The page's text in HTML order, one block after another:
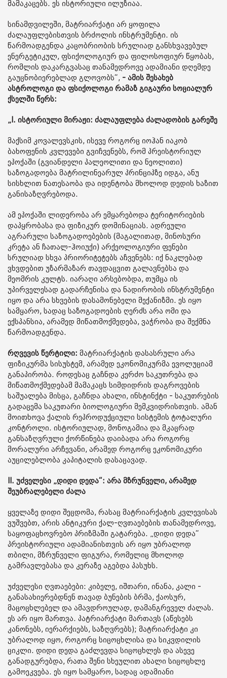
მამაკაცებს. ეს ისტორიული ილუზიაა.
სინამდვილეში, მატრიარქატი არ ყოფილა
ძალაუფლებისთვის ბრძოლის ინსტრუმენტი. ის
წარმოადგენდა კაცობრიობის სრულიად განსხვავებულ
ენერგეტიკულ, ფსიქოლოგიურ და ფილოსოფიურ წყობას,
რომლის დაკარგვასაც თანამედროვე ადამიანი დღემდე
გაუცნობიერებლად გლოვობს“, - ამის შესახებ
ასტროლოგი და ფსიქოლოგი რამაზ გიგაური სოციალურ
ქსელში წერს:
„I. ისტორიული მირაჟი: ძალაუფლება ძალადობის გარეშე
მაქსიმ კოვალევსკის, ისევე როგორც იოჰან იაკობ
ბახოფენის კვლევები გვიჩვენებს, რომ პრეისტორიულ
ეპოქაში (გვიანდელი პალეოლითი და ნეოლითი)
საზოგადოება მატრილინეარულ პრინციპზე იდგა, ანუ
სისხლით ნათესაობა და იდენტობა მხოლოდ დედის ხაზით
განისაზღვრებოდა.
ამ ეპოქაში ლიდერობა არ ემყარებოდა ტერიტორიების
დაპყრობასა და ფიზიკურ დომინაციას. ადრეული
აგრარული საზოგადოებების (მაგალითად, მინოსური
კრეტა ან ჩათალ-ჰოიუქი) არქეოლოგიური ფენები
სრულიად სხვა პრიორიტეტებს აჩვენებს: იქ ნაკლებად
ვხვდებით უზარმაზარ თავდაცვით გალავნებსა და
მეომრის კულტს. იარაღი არსებობდა, თუმცა ის
უპირველესად გადარჩენისა და ნადირობის ინსტრუმენტი
იყო და არა სხვების დასამონებელი მექანიზმი. ეს იყო
სამყარო, სადაც საზოგადოების ღერძს არა ომი და
ექსპანსია, არამედ მიწათმოქმედება, ვაჭრობა და შექმნა
წარმოადგენდა.
რღვევის წერტილი: მატრიარქატის დასასრული არა
ფიზიკურმა სისუსტემ, არამედ ეკონომიკურმა ევოლუციამ
განაპირობა. როდესაც გაჩნდა კერძო საკუთრება და
მიწათმოქმედებამ მამაკაცს სიმდიდრის დაგროვების
საშუალება მისცა, გაჩნდა ახალი, ინსტინქტი - საკუთრების
გადაცემა საკუთარი ბიოლოგიური მემკვიდრისთვის. ამან
მოითხოვა ქალის რეპროდუქციული სისტემის ტოტალური
კონტროლი. ისტორიულად, მონოგამია და მკაცრად
განსაზღვრული ქორწინება დაიბადა არა როგორც
მორალური არჩევანი, არამედ როგორც ეკონომიკური
აუცილებლობა კაპიტალის დასაცავად.
II. უძველესი „დიდი დედა“: არა მზრუნველი, არამედ
შეუბრალებელი ძალა
ყველაზე დიდი შეცდომა, რასაც მატრიარქატის კვლევისას
ვუშვებთ, არის ანტიკური ქალ-ღვთაებების თანამედროვე,
საყოფაცხოვრებო პრიზმაში გატარება. „დიდი დედა“
პრეისტორიული ადამიანისთვის არ იყო უბრალოდ
თბილი, მზრუნველი ფიგურა, რომელიც მხოლოდ
გამრავლებასა და კერაზე აგებდა პასუხს.
უძველესი ღვთაებები: კიბელე, იშთარი, ინანა, კალი -
განასახიერებდნენ თავად ბუნების ბრმა, ქაოსურ,
მაცოცხლებელ და ამავდროულად, დამანგრეველ ძალას.
ეს არ იყო მართვა. პატრიარქატი მართავს (აწესებს
კანონებს, იერარქიებს, საზღვრებს); მატრიარქატი კი
უბრალოდ იყო, როგორც სიცოცხლისა და სიკვდილის
ციკლი. დიდი დედა გაძლევდა სიცოცხლეს და ასევე
განადგურებდა, რათა შენი სხეულით ახალი სიცოცხლე
გამოეკვება. ეს იყო სამყარო, სადაც ადამიანი